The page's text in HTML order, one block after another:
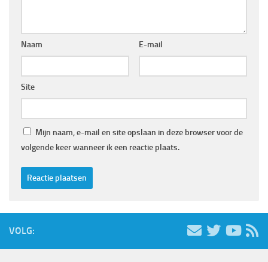
Naam E-mail
Site
Mijn naam, e-mail en site opslaan in deze browser voor de
volgende keer wanneer ik een reactie plaats.
VOLG: